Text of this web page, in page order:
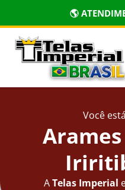
🌎
Você
ATelas Imperial